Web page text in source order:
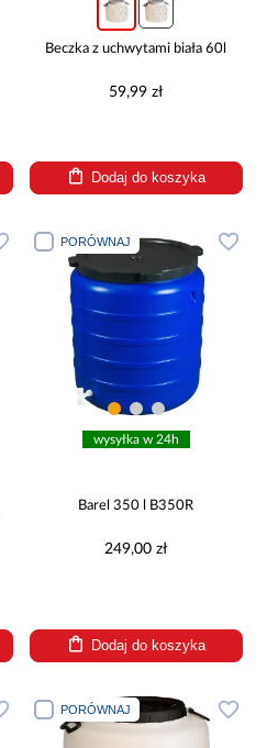
Beczka z uchwytami biała 60l
59,99 zł
Dodaj do koszyka
PORÓWNAJ
wysyłka w 24h
Barel 350 l B350R
249,00 zł
Dodaj do koszyka
PORÓWNAJ